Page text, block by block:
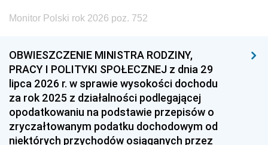
Monitor Polski rok 2026 poz. 752
OBWIESZCZENIE MINISTRA RODZINY,
PRACY I POLITYKI SPOŁECZNEJ z dnia 29
lipca 2026 r. w sprawie wysokości dochodu
za rok 2025 z działalności podlegającej
opodatkowaniu na podstawie przepisów o
zryczałtowanym podatku dochodowym od
niektórych przychodów osiąganych przez